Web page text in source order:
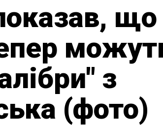
що
з
(фото)